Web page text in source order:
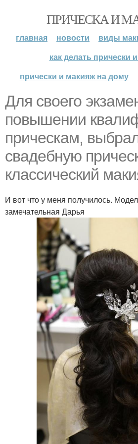
ПРИЧЕСКА И
главная новости
виды
как делать прически
прически и макияж на дому
Для своего
повышении
прическам,
свадебную
классический
И вот что у меня получилось.
замечательная Дарья